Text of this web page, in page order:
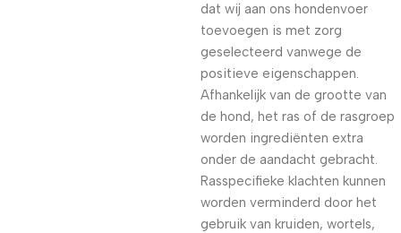
dat wij aan ons hondenvoer
toevoegen is met zorg
geselecteerd vanwege de
positieve eigenschappen.
Afhankelijk van de grootte van
de hond, het ras of de rasgroep
worden ingrediënten extra
onder de aandacht gebracht.
Rasspecifieke klachten kunnen
worden verminderd door het
gebruik van kruiden, wortels,